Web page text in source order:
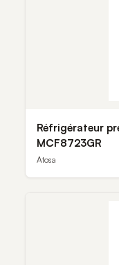
Réfrigérateur
MCF8723GR
Atosa